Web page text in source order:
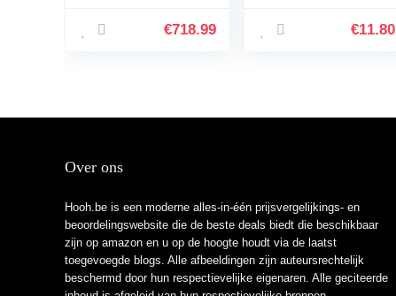
€718.99
Alat Test,B
€11.80
Over ons
Hooh.be is een moderne alles-in-één prijsvergelijkings- en
beoordelingswebsite die de beste deals biedt die beschikbaar
zijn op amazon en u op de hoogte houdt via de laatst
toegevoegde blogs. Alle afbeeldingen zijn auteursrechtelijk
beschermd door hun respectievelijke eigenaren. Alle geciteerde